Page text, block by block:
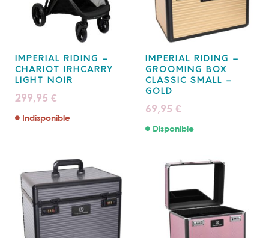
IMPERIAL RIDING –
CHARIOT IRHCARRY
LIGHT NOIR
299,95 €
Indisponible
IMPERIAL RIDING –
GROOMING BOX
CLASSIC SMALL –
GOLD
69,95 €
Disponible